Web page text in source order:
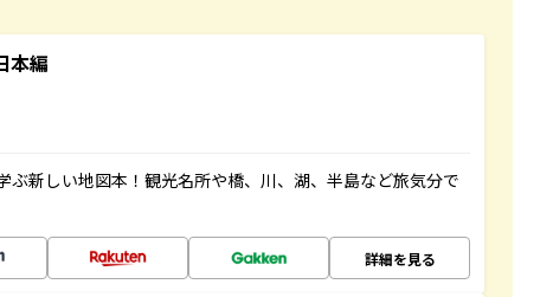
本編
ぶ新しい地図本！観光名所や橋、川、湖、半島など旅気分で
詳細を見る